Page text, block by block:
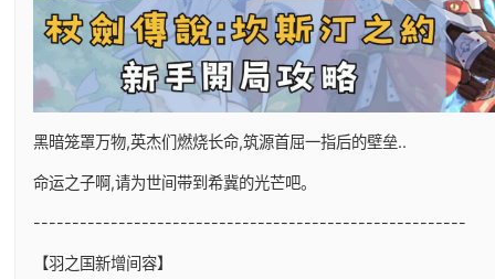
黑暗笼罩万物,英杰们燃烧长命,筑源首屈一指后的壁垒..
命运之子啊,请为世间带到希冀的光芒吧。
--------------------------------------------------------
【羽之国新增间容】